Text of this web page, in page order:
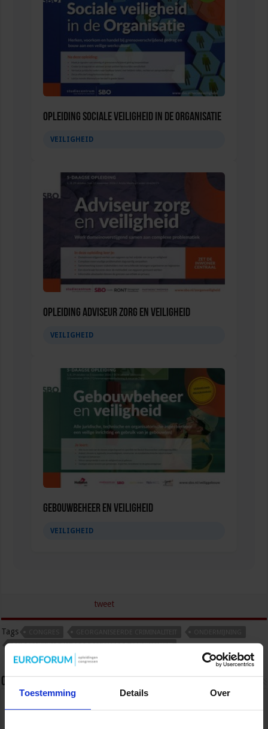
Toestemming Details Over
Opleiding Sociale Veiligheid in de Organisatie
VEILIGHEID
Opleiding Adviseur zorg en veiligheid
VEILIGHEID
Gebouwbeheer en veiligheid
VEILIGHEID
tweet
Tags
ONDERMIJNING EN GEORGANISEERDE CRIMINALITEIT
Over sbo